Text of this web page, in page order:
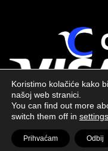
Koristimo kolačiće kako
našoj web stranici.
You can find out more
switch them off in settings
Prihvaćam Odbij